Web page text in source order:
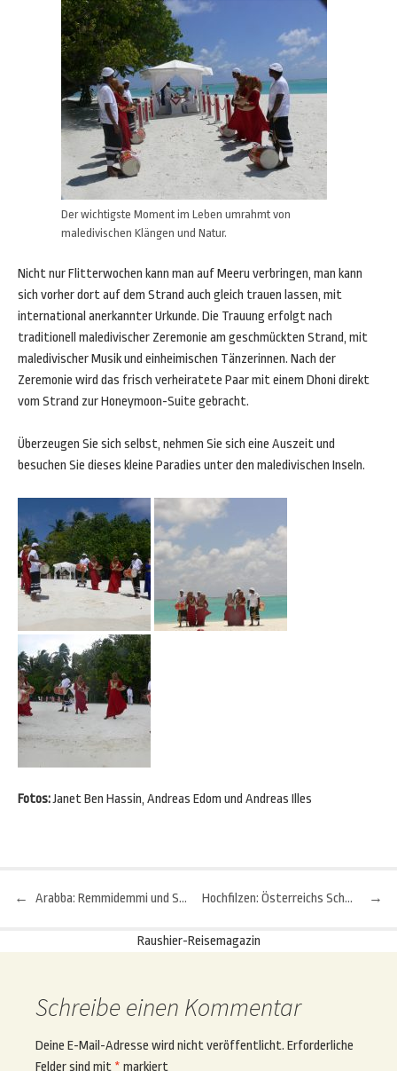
Der wichtigste Moment im Leben umrahmt von
maledivischen Klängen und Natur.
Nicht nur Flitterwochen kann man auf Meeru verbringen, man kann
sich vorher dort auf dem Strand auch gleich trauen lassen, mit
international anerkannter Urkunde. Die Trauung erfolgt nach
traditionell maledivischer Zeremonie am geschmückten Strand, mit
maledivischer Musik und einheimischen Tänzerinnen. Nach der
Zeremonie wird das frisch verheiratete Paar mit einem Dhoni direkt
vom Strand zur Honeymoon-Suite gebracht.
Überzeugen Sie sich selbst, nehmen Sie sich eine Auszeit und
besuchen Sie dieses kleine Paradies unter den maledivischen Inseln.
Fotos:Janet Ben Hassin, Andreas Edom und Andreas Illes
Beitragsnavigation
← Arabba: Remmidemmi und Schickimicki haben keine Chance →
Hochfilzen: Österreichs Schneeloch und Biathlon-Hochburg
Raushier-Reisemagazin
Schreibe einen Kommentar
Deine E-Mail-Adresse wird nicht veröffentlicht. Erforderliche
Felder sind mit * markiert